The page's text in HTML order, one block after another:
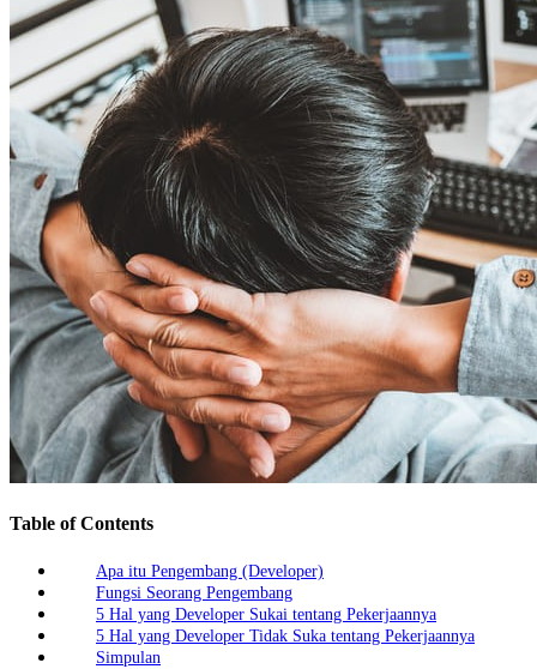
Table of Contents
Apa itu Pengembang (Developer)
Fungsi Seorang Pengembang
5 Hal yang Developer Sukai tentang Pekerjaannya
5 Hal yang Developer Tidak Suka tentang Pekerjaannya
Simpulan